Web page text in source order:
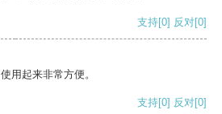
支持[0] 反对[0]
用起来非常方便。
支持[0] 反对[0]